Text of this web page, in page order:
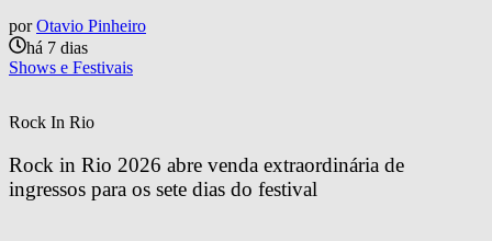
por Otavio Pinheiro
há 7 dias
Shows e Festivais
Rock In Rio
Rock in Rio 2026 abre venda extraordinária de
ingressos para os sete dias do festival